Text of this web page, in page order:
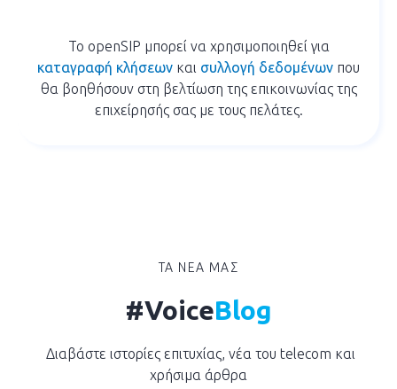
Το openSIP μπορεί να χρησιμοποιηθεί για
καταγραφή κλήσεων και συλλογή δεδομένων που
θα βοηθήσουν στη βελτίωση της επικοινωνίας της
επιχείρησής σας με τους πελάτες.
ΤΑ ΝΕΑ ΜΑΣ
#VoiceBlog
Διαβάστε ιστορίες επιτυχίας, νέα του telecom και
χρήσιμα άρθρα